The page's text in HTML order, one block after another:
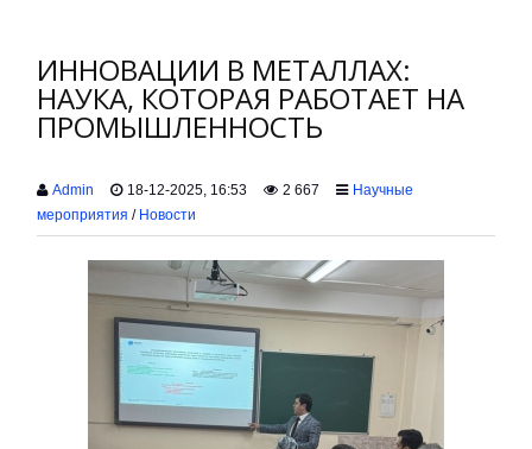
ИННОВАЦИИ В МЕТАЛЛАХ:
НАУКА, КОТОРАЯ РАБОТАЕТ НА
ПРОМЫШЛЕННОСТЬ
Admin 18-12-2025, 16:53 2 667
Научные
мероприятия / Новости